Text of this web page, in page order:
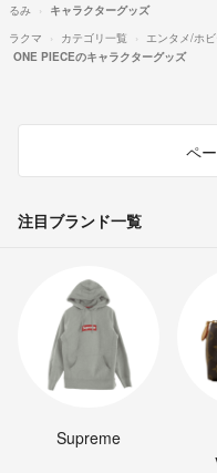
るみ
キャラクターグッズ
ラクマ
カテゴリ一覧 エンタメ/ホ
ONE PIECEのキャラクターグッズ
ペ
注目ブランド一覧
Supreme